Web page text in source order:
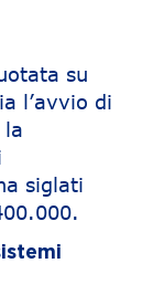
su
l’avvio di
la
siglati